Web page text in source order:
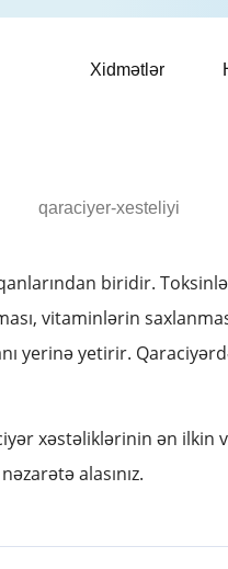
Xidmətlər
biridir.
vitaminlərin
yerinə yetirir.
xəstəliklərinin ən ilkin
alasınız.